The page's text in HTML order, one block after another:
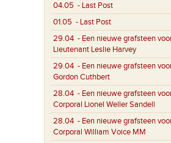
04.05 - Last Post
01.05 - Last Post
29.04 - Een nieuwe grafsteen
Lieutenant Leslie Harvey
29.04 - Een nieuwe grafsteen
Gordon Cuthbert
28.04 - Een nieuwe grafsteen
Corporal Lionel Weller Sandell
28.04 - Een nieuwe grafsteen
Corporal William Voice MM